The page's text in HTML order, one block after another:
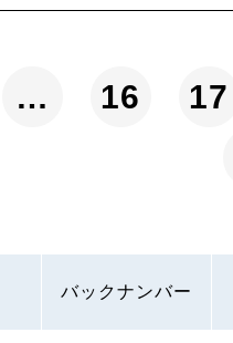
… 16 17
バックナンバー